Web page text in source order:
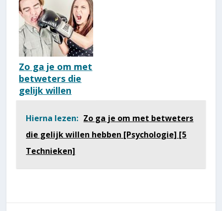
Zo ga je om met
betweters die
gelijk willen
[Psychologie] [5
Hierna lezen: Zo ga je om met betweters
die gelijk willen hebben [Psychologie] [5
Technieken]